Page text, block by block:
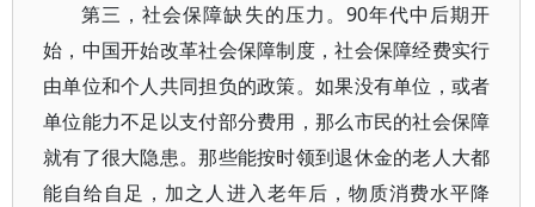
第三，社会保障缺失的压力。90年代中后期开
始，中国开始改革社会保障制度，社会保障经费实行
由单位和个人共同担负的政策。如果没有单位，或者
单位能力不足以支付部分费用，那么市民的社会保障
就有了很大隐患。那些能按时领到退休金的老人大都
能自给自足，加之人进入老年后，物质消费水平降